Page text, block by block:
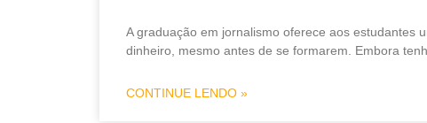
A graduação em jornalismo oferece aos estudantes
dinheiro, mesmo antes de se formarem. Embora
CONTINUE LENDO »